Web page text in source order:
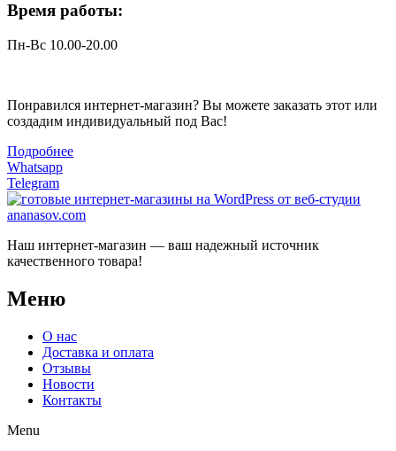
Время работы:
Пн-Вс 10.00-20.00
Понравился интернет-магазин? Вы можете заказать этот или
создадим индивидуальный под Вас!
Подробнее
Whatsapp
Telegram
Наш интернет-магазин — ваш надежный источник
качественного товара!
Меню
О нас
Доставка и оплата
Отзывы
Новости
Контакты
Menu